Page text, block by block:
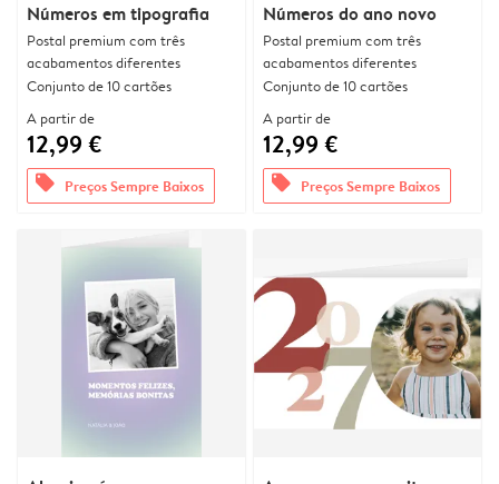
Números em tipografia
Postal premium com três
acabamentos diferentes
Conjunto de 10 cartões
A partir de
12,99 €
offers Preços Sempre Baixos
Números do ano novo
Postal premium com três
acabamentos diferentes
Conjunto de 10 cartões
A partir de
12,99 €
offers Preços Sempre Baixos